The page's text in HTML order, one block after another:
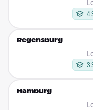
4
Regensburg
3
Hamburg